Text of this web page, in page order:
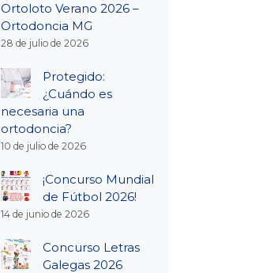
Ortoloto Verano 2026 –
Ortodoncia MG
28 de julio de 2026
Protegido:
¿Cuándo es
necesaria una
ortodoncia?
10 de julio de 2026
¡Concurso Mundial
de Fútbol 2026!
14 de junio de 2026
Concurso Letras
Galegas 2026